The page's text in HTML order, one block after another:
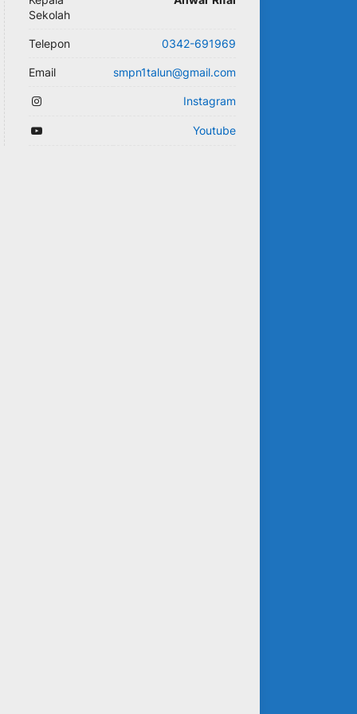
Sekolah
Telepon 0342-691969
Email smpn1talun@gmail.com
Instagram
Youtube